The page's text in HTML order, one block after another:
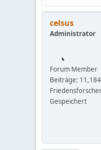
celsus
Administrator
Forum Member
Beiträge: 11,184
Gespeichert